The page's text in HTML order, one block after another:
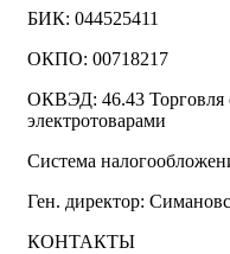
БИК: 044525411
ОКПО: 00718217
ОКВЭД: 46.43 Торговля
электротоварами
Система
Ген. директор:
КОНТАКТЫ